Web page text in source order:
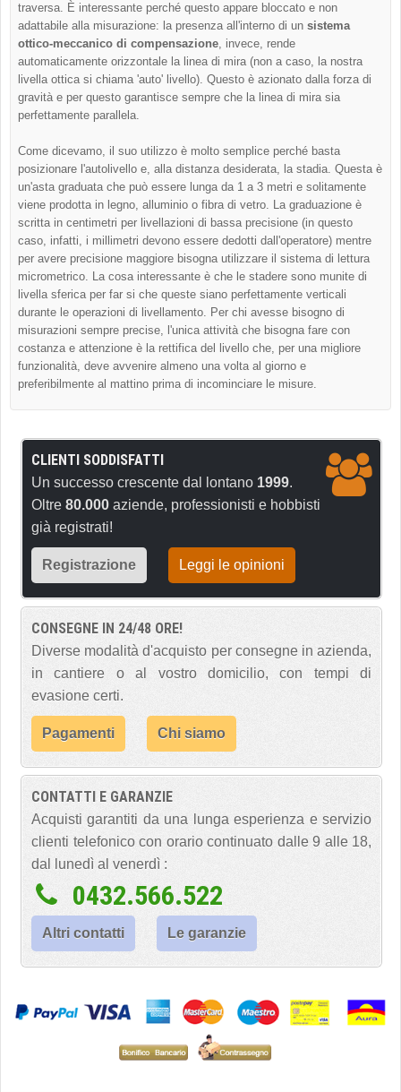
traversa. È interessante perché questo appare bloccato e non
adattabile alla misurazione: la presenza all'interno di un sistema
ottico-meccanico di compensazione, invece, rende
automaticamente orizzontale la linea di mira (non a caso, la nostra
livella ottica si chiama 'auto' livello). Questo è azionato dalla forza di
gravità e per questo garantisce sempre che la linea di mira sia
perfettamente parallela.
Come dicevamo, il suo utilizzo è molto semplice perché basta
posizionare l'autolivello e, alla distanza desiderata, la stadia. Questa è
un'asta graduata che può essere lunga da 1 a 3 metri e solitamente
viene prodotta in legno, alluminio o fibra di vetro. La graduazione è
scritta in centimetri per livellazioni di bassa precisione (in questo
caso, infatti, i millimetri devono essere dedotti dall'operatore) mentre
per avere precisione maggiore bisogna utilizzare il sistema di lettura
micrometrico. La cosa interessante è che le stadere sono munite di
livella sferica per far si che queste siano perfettamente verticali
durante le operazioni di livellamento. Per chi avesse bisogno di
misurazioni sempre precise, l'unica attività che bisogna fare con
costanza e attenzione è la rettifica del livello che, per una migliore
funzionalità, deve avvenire almeno una volta al giorno e
preferibilmente al mattino prima di incominciare le misure.
CLIENTI SODDISFATTI
Un successo crescente dal lontano 1999.
Oltre 80.000 aziende, professionisti e hobbisti
già registrati!
Registrazione Leggi le opinioni
CONSEGNE IN 24/48 ORE!
Diverse modalità d'acquisto per consegne in azienda,
in cantiere o al vostro domicilio, con tempi di
evasione certi.
Pagamenti Chi siamo
CONTATTI E GARANZIE
Acquisti garantiti da una lunga esperienza e servizio
clienti telefonico con orario continuato dalle 9 alle 18,
dal lunedì al venerdì :
0432.566.522
Altri contatti Le garanzie